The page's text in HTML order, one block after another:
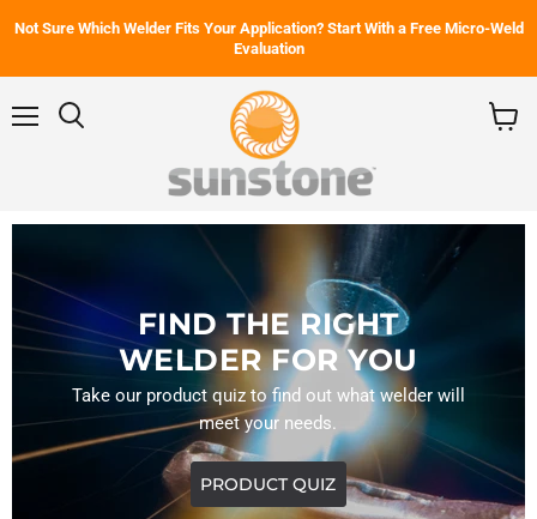
Not Sure Which Welder Fits Your Application? Start With a Free Micro-Weld
Evaluation
FIND THE RIGHT
WELDER FOR YOU
Take our product quiz to find out what welder will
meet your needs.
PRODUCT QUIZ